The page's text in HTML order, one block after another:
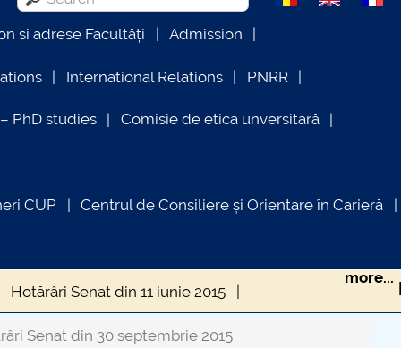
si adrese Facultăți Admission
International Relations PNRR
PhD studies Comisie de etica unversitară
CUP Centrul de Consiliere și Orientare în Carieră
Hotărâri Senat din 11 iunie 2015
Hotărâri Senat din 30 septembrie 2015
more...
Senat din 30 septembrie 2015